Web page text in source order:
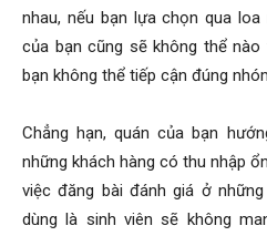
nhau, nếu bạn lựa chọn qua
của bạn cũng sẽ không thể
bạn không thể tiếp cận đúng
Chẳng hạn, quán của bạn
những khách hàng có thu nhập
việc đăng bài đánh giá ở
dùng là sinh viên sẽ không